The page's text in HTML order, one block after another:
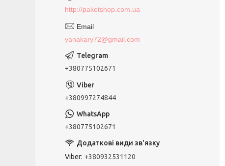
http://paketshop.com.ua
yanakary72@gmail.com
+380775102671
+380997274844
+380775102671
Viber +380932531120